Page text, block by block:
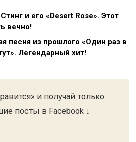
и его «Desert Rose». Этот
вечно!
песня из прошлого «Один раз в
Легендарный хит!
и получай только
посты в Facebook ↓